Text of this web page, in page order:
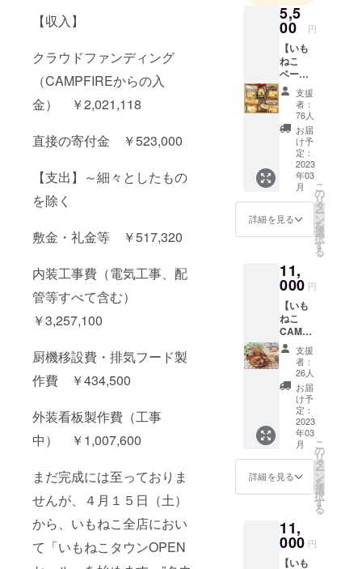
【収入】
クラウドファンディング
（CAMPFIREからの入
金） ￥2,021,118
直接の寄付金 ￥523,000
【支出】～細々としたもの
を除く
敷金・礼金等 ￥517,320
内装工事費（電気工事、配
管等すべて含む）
￥3,257,100
厨機移設費・排気フード製
作費 ￥434,500
外装看板製作費（工事
中） ￥1,007,600
まだ完成には至っておりま
せんが、４月１５日（土）
から、いもねこ全店におい
て「いもねこタウンOPEN
5,5
00 円
【いも
ねこ
ベー
シック
コー
ス】 ※
いもね
この味
と想い
を召し
上がり
ながら
いもね
こを支
えてい
ただけ
ス！ ・
いもね
こクッ
キー
CAMPF
IRE６個
セット
（2,840
円の
品） ・
「LIVE
FOR
LIVES
POWER
OF
HOPE
▽▽▽
▽▽▽
▽▽▽
▽ ① い
支援
者：
76人
お届
け予
定：
2023
年03
月
詳細を見る
こ
の
リ
タ
ー
ン
を
選
択
す
る
11,
000 円
【いも
ねこ
CAMPF
IRE限定
コー
ス】 ※
私たち
の仲間
である
ホッ
ピー神
山さ
ん、梶
原徹也
さんら
による
イン入
りCD
と、大
人気の
支援
者：
26人
お届
け予
定：
2023
年03
月
詳細を見る
こ
の
リ
タ
ー
ン
を
選
択
す
る
11,
000 円
【いも